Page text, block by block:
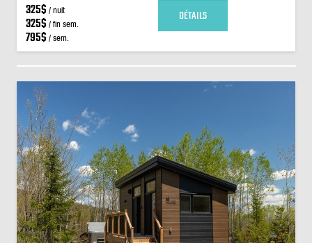
325$ / nuit
325$ / fin sem.
795$ / sem.
DÉTAILS